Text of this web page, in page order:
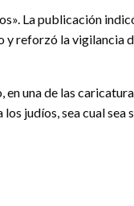
La publicación
y reforzó la vigilancia
una de las
judíos, sea cual sea